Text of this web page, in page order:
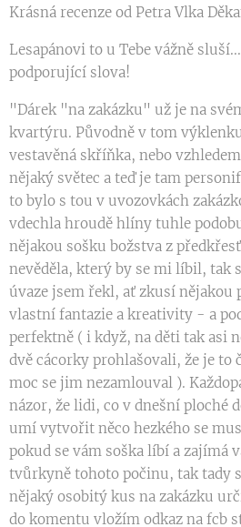
Krásná recenze od Petra Vlka
Lesapánovi to u Tebe vážně
podporující slova!
"Dárek "na zakázku" už je na
kvartýru. Původně v tom
vestavěná skříňka, nebo
nějaký světec a teď je tam
to bylo s tou v uvozovkách
vdechla hroudě hlíny tuhle
nějakou sošku božstva z
nevěděla, který by se mi líbil, tak
úvaze jsem řekl, ať zkusí nějakou
vlastní fantazie a kreativity - a
perfektně ( i když, na děti tak asi
dvě cácorky prohlašovali, že je to
moc se jim nezamlouval ).
názor, že lidi, co v dnešní ploché
umí vytvořit něco hezkého se
pokud se vám soška líbí a zajímá
tvůrkyně tohoto počinu, tak tady
nějaký osobitý kus na zakázku
do komentu vložím odkaz na fcb